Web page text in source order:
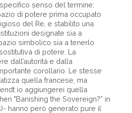
senso del termine:
di potere prima occupato
del Re, e stabilito una
designate sia a
simbolico sia a tenerlo
di potere. La
dall’autorità e dalla
corollario. Le stesse
quella francese, ma
io aggiungerei quella
"Banishing the Sovereign?” in
hanno però generato pure il